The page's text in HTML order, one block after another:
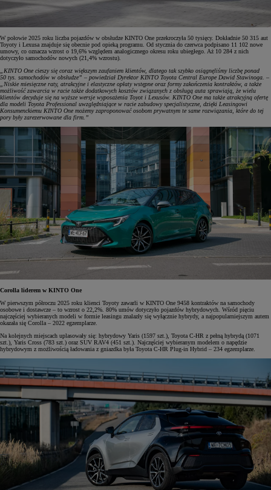
W połowie 2025 roku liczba pojazdów w obsłudze KINTO One przekroczyła 50 tysięcy. Dokładnie 50 315 aut
Toyoty i Lexusa znajduje się obecnie pod opieką programu. Od stycznia do czerwca podpisano 11 102 nowe
umowy, co oznacza wzrost o 19,6% względem analogicznego okresu roku ubiegłego. Aż 10 284 z nich
dotyczyło samochodów nowych (21,4% wzrostu).
„KINTO One cieszy się coraz większym zaufaniem klientów, dlatego tak szybko osiągnęliśmy liczbę ponad
50 tys. samochodów w obsłudze” – powiedział Dyrektor KINTO Toyota Central Europe Dawid Stawinoga. –
„Niskie miesięczne raty, atrakcyjne i elastyczne opłaty wstępne oraz formy zakończenia kontraktów, a także
możliwość zawarcia w racie także dodatkowych kosztów związanych z obsługą auta sprawiają, że wielu
klientów decyduje się na wyższe wersje wyposażenia Toyot i Lexusów. KINTO One ma także atrakcyjną ofertę
dla modeli Toyota Professional uwzględniające w racie zabudowy specjalistyczne, dzięki Leasingowi
Konsumenckiemu KINTO One możemy zaproponować osobom prywatnym te same rozwiązania, które do tej
pory były zarezerwowane dla firm.”
Corolla liderem w KINTO One
W pierwszym półroczu 2025 roku klienci Toyoty zawarli w KINTO One 9458 kontraktów na samochody
osobowe i dostawcze – to wzrost o 22,2%. 80% umów dotyczyło pojazdów hybrydowych. Wśród pięciu
najczęściej wybieranych modeli w formie leasingu znalazły się wyłącznie hybrydy, a najpopularniejszym autem
okazała się Corolla – 2022 egzemplarze.
Na kolejnych miejscach uplasowały się: hybrydowy Yaris (1597 szt.), Toyota C-HR z pełną hybrydą (1071
szt.), Yaris Cross (783 szt.) oraz SUV RAV4 (451 szt.). Najczęściej wybieranym modelem o napędzie
hybrydowym z możliwością ładowania z gniazdka była Toyota C-HR Plug-in Hybrid – 234 egzemplarze.